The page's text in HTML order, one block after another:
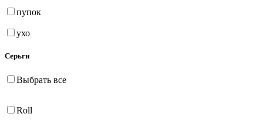
пупок
ухо
Серьги
Выбрать все
Roll